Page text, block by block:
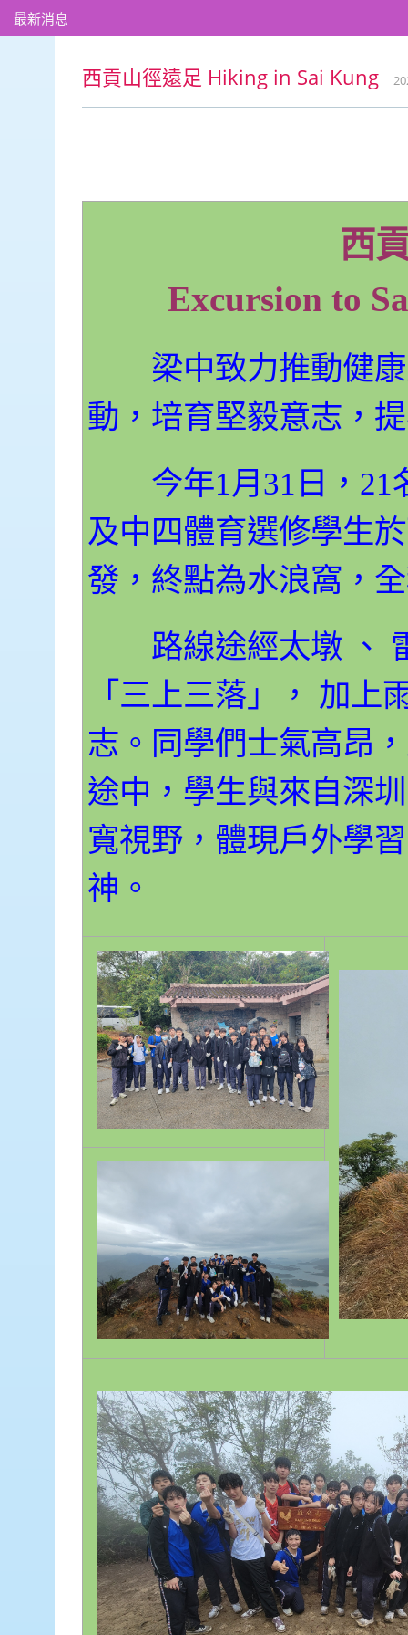
最新消息
西貢山徑遠足 Hiking in Sai Kung
西
Excursion to
梁中致力推動健康
動，培育堅毅意志，
今年1月31日，21
及中四體育選修學生
發，終點為水浪窩，
路線途經太墩 、
「三上三落」， 加上
志。同學們士氣高昂
途中，學生與來自深
寬視野，體現戶外學
神。